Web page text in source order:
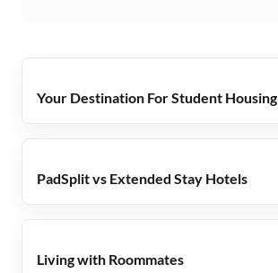
Your Destination For Student Housing
PadSplit vs Extended Stay Hotels
Living with Roommates